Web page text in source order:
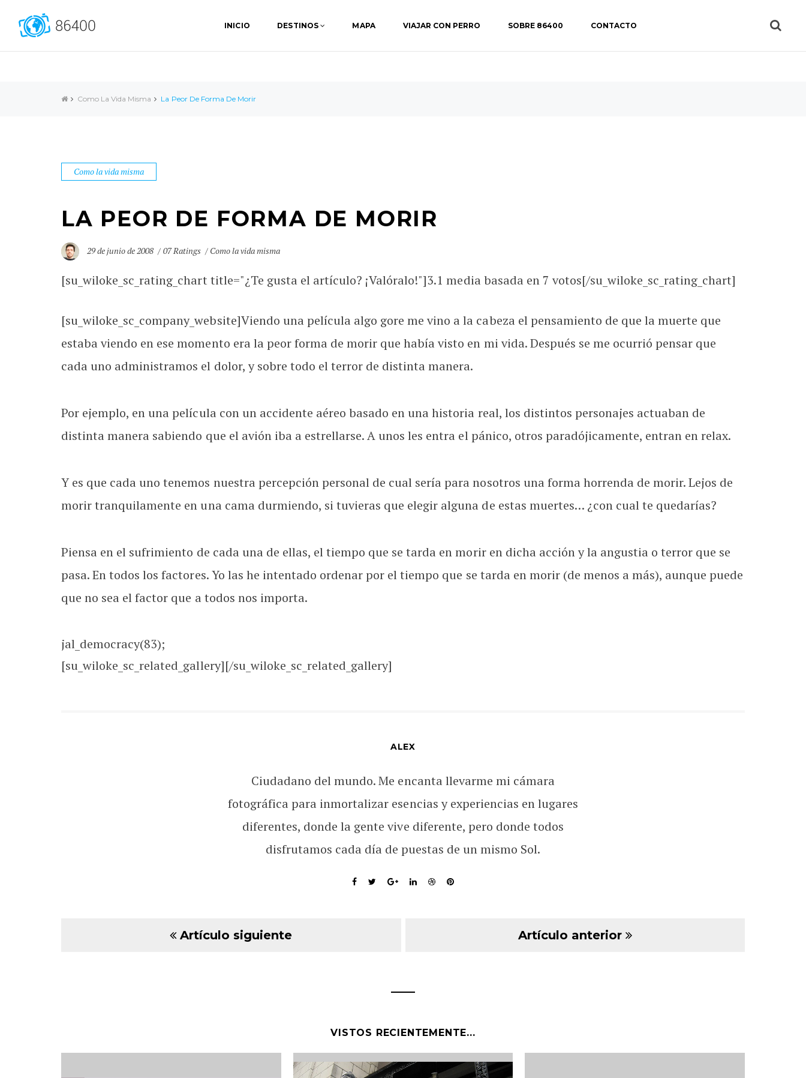
INICIO DESTINOS MAPA VIAJAR CON PERRO SOBRE 86400 CONTACTO
Como La Vida Misma La Peor De Forma De Morir
Como la vida misma
LA PEOR DE FORMA DE MORIR
29 de junio de 2008 07 Ratings Como la vida misma
[su_wiloke_sc_rating_chart title="¿Te gusta el artículo? ¡Valóralo!"]3.1 media basada en 7 votos[/su_wiloke_sc_rating_chart]
[su_wiloke_sc_company_website]Viendo una película algo gore me vino a la cabeza el pensamiento de que la muerte que
estaba viendo en ese momento era la peor forma de morir que había visto en mi vida. Después se me ocurrió pensar que
cada uno administramos el dolor, y sobre todo el terror de distinta manera.
Por ejemplo, en una película con un accidente aéreo basado en una historia real, los distintos personajes actuaban de
distinta manera sabiendo que el avión iba a estrellarse. A unos les entra el pánico, otros paradójicamente, entran en relax.
Y es que cada uno tenemos nuestra percepción personal de cual sería para nosotros una forma horrenda de morir. Lejos de
morir tranquilamente en una cama durmiendo, si tuvieras que elegir alguna de estas muertes… ¿con cual te quedarías?
Piensa en el sufrimiento de cada una de ellas, el tiempo que se tarda en morir en dicha acción y la angustia o terror que se
pasa. En todos los factores. Yo las he intentado ordenar por el tiempo que se tarda en morir (de menos a más), aunque puede
que no sea el factor que a todos nos importa.
jal_democracy(83);
[su_wiloke_sc_related_gallery][/su_wiloke_sc_related_gallery]
ALEX
Ciudadano del mundo. Me encanta llevarme mi cámara
fotográfica para inmortalizar esencias y experiencias en lugares
diferentes, donde la gente vive diferente, pero donde todos
disfrutamos cada día de puestas de un mismo Sol.
Artículo siguiente Artículo anterior
VISTOS RECIENTEMENTE...